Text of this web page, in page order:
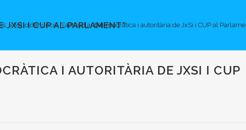
JXSI I CUP AL PARLAMENT”
>Millo denuncia “l’actitud antidemocràtica i autoritària de JxSi i CUP al
I AUTORITÀRIA DE JXSI I CUP